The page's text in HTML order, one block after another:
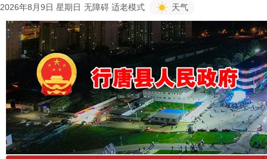
2026年8月9日 星期日 无障碍 适老模式 天气